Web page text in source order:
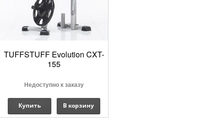
TUFFSTUFF Evolution CXT-
155
Недоступно к заказу
Купить В корзину